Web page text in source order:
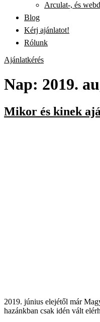
Arculat-, és
Blog
Kérj ajánlatot!
Rólunk
Ajánlatkérés
Nap: 2019.
Mikor és kinek
2019. június elejétől már
hazánkban csak idén vált